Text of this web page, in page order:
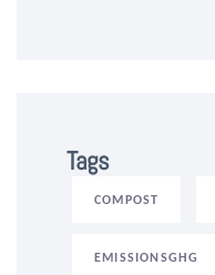
Tags
COMPOST
EMISSIONSGHG